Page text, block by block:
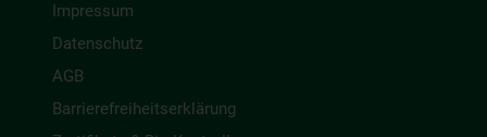
Impressum
Datenschutz
AGB
Barrierefreiheitserklärung